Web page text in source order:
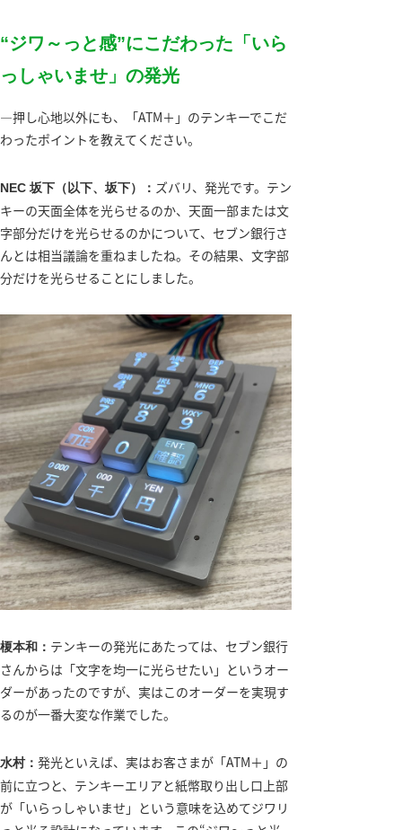
“ジワ～っと感”にこだわった「いら
っしゃいませ」の発光
―押し心地以外にも、「ATM＋」のテンキーでこだ
わったポイントを教えてください。
NEC 坂下（以下、坂下）： ズバリ、発光です。テン
キーの天面全体を光らせるのか、天面一部または文
字部分だけを光らせるのかについて、セブン銀行さ
んとは相当議論を重ねましたね。その結果、文字部
分だけを光らせることにしました。
榎本和： テンキーの発光にあたっては、セブン銀行
さんからは「文字を均一に光らせたい」というオー
ダーがあったのですが、実はこのオーダーを実現す
るのが一番大変な作業でした。
水村： 発光といえば、実はお客さまが「ATM＋」の
前に立つと、テンキーエリアと紙幣取り出し口上部
が「いらっしゃいませ」という意味を込めてジワリ